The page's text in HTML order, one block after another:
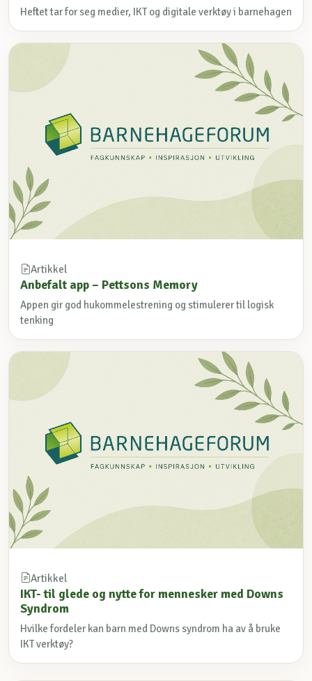
Heftet tar for seg medier, IKT og digitale verktøy i barnehagen
Artikkel
Anbefalt app – Pettsons Memory
Appen gir god hukommelestrening og stimulerer til logisk
tenking
Artikkel
IKT- til glede og nytte for mennesker med Downs
Syndrom
Hvilke fordeler kan barn med Downs syndrom ha av å bruke
IKT verktøy?